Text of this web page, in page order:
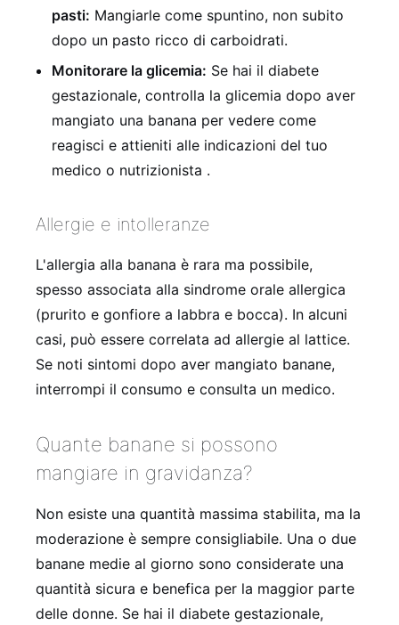
pasti: Mangiarle come spuntino, non subito
dopo un pasto ricco di carboidrati.
Monitorare la glicemia: Se hai il diabete
gestazionale, controlla la glicemia dopo aver
mangiato una banana per vedere come
reagisci e attieniti alle indicazioni del tuo
medico o nutrizionista .
Allergie e intolleranze
L'allergia alla banana è rara ma possibile,
spesso associata alla sindrome orale allergica
(prurito e gonfiore a labbra e bocca). In alcuni
casi, può essere correlata ad allergie al lattice.
Se noti sintomi dopo aver mangiato banane,
interrompi il consumo e consulta un medico.
Quante banane si possono
mangiare in gravidanza?
Non esiste una quantità massima stabilita, ma la
moderazione è sempre consigliabile. Una o due
banane medie al giorno sono considerate una
quantità sicura e benefica per la maggior parte
delle donne. Se hai il diabete gestazionale,